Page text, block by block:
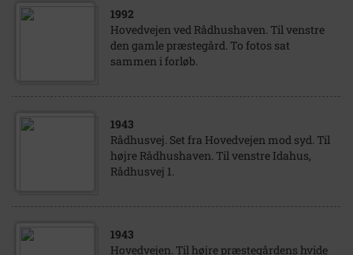
1992
Hovedvejen ved Rådhushaven. Til venstre
den gamle præstegård. To fotos sat
sammen i forløb.
1943
Rådhusvej. Set fra Hovedvejen mod syd. Til
højre Rådhushaven. Til venstre Idahus,
Rådhusvej 1.
1943
Hovedvejen. Til højre præstegårdens hvide